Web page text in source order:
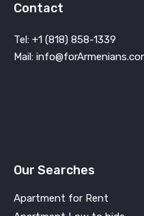
Contact
Tel: +1 (818) 858-1339
Mail:
Our Searches
Apartment for Rent